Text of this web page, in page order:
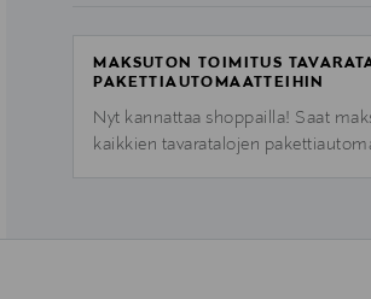
MAKSUTON TOIMITUS
PAKETTIAUTOMAATTEIHIN
Nyt kannattaa shoppailla! Saat
kaikkien tavaratalojen